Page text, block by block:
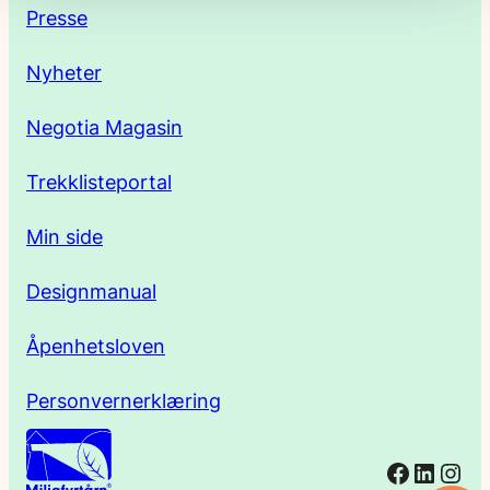
Presse
Nyheter
Negotia Magasin
Trekklisteportal
Min side
Designmanual
Åpenhetsloven
Personvernerklæring